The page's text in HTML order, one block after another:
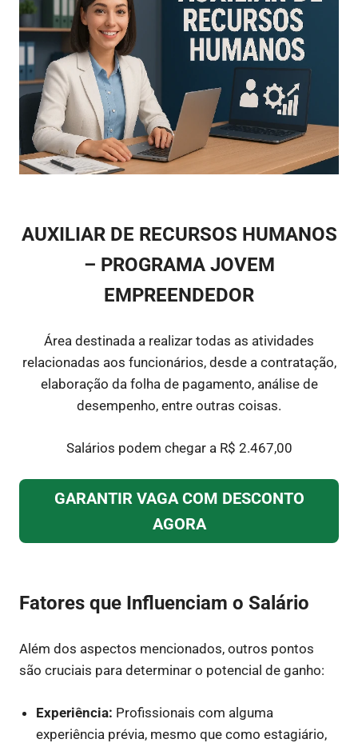
Book Go 4GB
Notebook 128GB SSD
Samsung...
AUXILIAR DE RECURSOS HUMANOS
– PROGRAMA JOVEM
EMPREENDEDOR
Área destinada a realizar todas as atividades
relacionadas aos funcionários, desde a contratação,
elaboração da folha de pagamento, análise de
desempenho, entre outras coisas.
Salários podem chegar a R$ 2.467,00
GARANTIR VAGA COM DESCONTO
AGORA
Fatores que Influenciam o Salário
Além dos aspectos mencionados, outros pontos
são cruciais para determinar o potencial de ganho:
Experiência: Profissionais com alguma
experiência prévia, mesmo que como estagiário,